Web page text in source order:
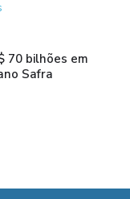
70 bilhões em
Safra